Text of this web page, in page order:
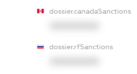
dossier.canadaSanctions
dossier.rfSanctions